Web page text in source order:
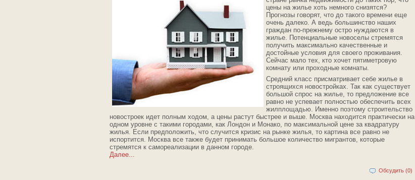
цены на жилье хоть немного снизятся?
Прогнозы говорят, что до такого времени еще
очень далеко. А ведь большинство наших
граждан по-прежнему остро нуждаются в
жилье. Потенциальные новоселы стремятся
получить максимально качественные и
достойные условия для своего проживания.
Сейчас мало тех, кто хочет пятиметровую
комнату или проходные комнаты.
Средний класс присматривает себе жилье в
строящихся новостройках. Так как существует
большой спрос на жилье, то предложение все
равно не успевает полностью обеспечить всех
жилплощадью. Именно поэтому строительство
новостроек идет полным ходом, а цены растут быстрее и выше. Москва находится практически на
одном уровне с такими городами, как Лондон и Монако, по максимальной цене за квадратуру
жилья. Если предположить, что случится кризис на рынке жилья, то картина все равно не
испортится. Москва все также будет принимать большое количество мигрантов, которые
стремятся к самореализации в данном городе.
Далее...
Обсудить (0)